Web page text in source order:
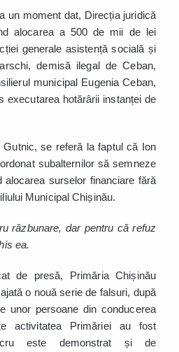
un moment dat, Direcția juridică
alocarea a 500 de mii de lei
generale asistență socială și
demisă ilegal de Ceban,
municipal Eugenia Ceban,
executarea hotărârii instanței de
se referă la faptul că Ion
subalternilor să semneze
alocarea surselor financiare fără
Municipal Chișinău.
răzbunare, dar pentru că refuz
ea.
de presă, Primăria Chișinău
o nouă serie de falsuri, după
unor persoane din conducerea
activitatea Primăriei au fost
este demonstrat și de